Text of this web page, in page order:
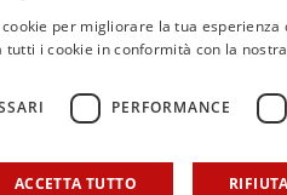
per migliorare la tua
tutti i cookie in conformità con la
PERFORMANCE
ACCETTA TUTTO